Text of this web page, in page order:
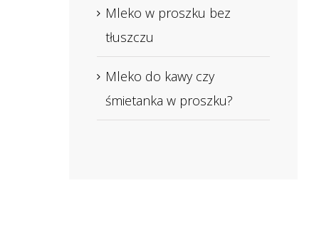
Mleko w proszku bez
tłuszczu
Mleko do kawy czy
śmietanka w proszku?